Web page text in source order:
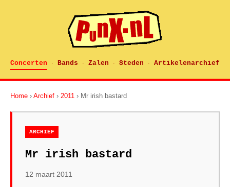
Concerten · Bands · Zalen · Steden · Artikelenarchief
Home › Archief › 2011 › Mr irish bastard
ARCHIEF
Mr irish bastard
12 maart 2011